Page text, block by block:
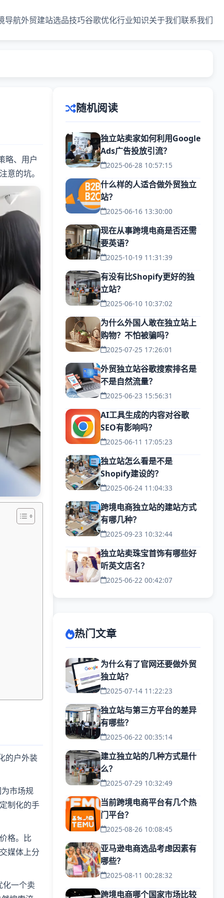
导航外贸建站选品技巧谷歌优化行业知识关于我们联系我们
略、用户
意的坑。
的户外装
市场规
制化的手
格。比
媒体上分
化一个卖
随机阅读
独立站卖家如何利用Google
Ads广告投放引流？
2025-06-28 10:57:15
什么样的人适合做外贸独立
站？
2025-06-16 13:30:00
现在从事跨境电商是否还需
要英语？
2025-10-19 11:31:39
有没有比Shopify更好的独
立站？
2025-06-10 10:37:02
为什么外国人敢在独立站上
购物？不怕被骗吗？
2025-07-25 17:26:01
外贸独立站谷歌搜索排名是
不是自然流量？
2025-06-23 15:56:31
AI工具生成的内容对谷歌
SEO有影响吗？
2025-06-11 17:05:23
独立站怎么看是不是
Shopify建设的？
2025-06-24 11:04:33
跨境电商独立站的建站方式
有哪几种？
2025-09-23 10:32:44
独立站卖珠宝首饰有哪些好
听英文店名？
2025-06-22 00:42:07
热门文章
为什么有了官网还要做外贸
独立站？
2025-07-14 11:22:23
独立站与第三方平台的差异
有哪些？
2025-06-22 00:35:14
建立独立站的几种方式是什
么？
2025-07-29 10:32:49
当前跨境电商平台有几个热
门平台？
2025-08-26 10:08:45
亚马逊电商选品考虑因素有
哪些？
2025-08-11 00:28:32
跨境电商哪个国家市场比较